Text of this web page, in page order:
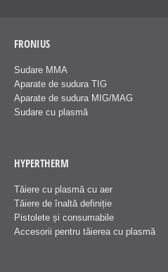
FRONIUS
Sudare MMA
Aparate de sudura TIG
Aparate de sudura MIG/MAG
Sudare cu plasmă
HYPERTHERM
Tăiere cu plasmă cu aer
Tăiere de înaltă definiție
Pistolete și consumabile
Accesorii pentru tăierea cu plasmă